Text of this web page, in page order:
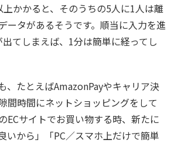
かかると、そのうちの5人に1人は離
ータがあるそうです。順当に入力を進
てしまえば、1分は簡単に経ってし
、たとえばAmazonPayやキャリア決
間時間にネットショッピングをして
ECサイトでお買い物する時、新たに
いから」「PC／スマホ上だけで簡単